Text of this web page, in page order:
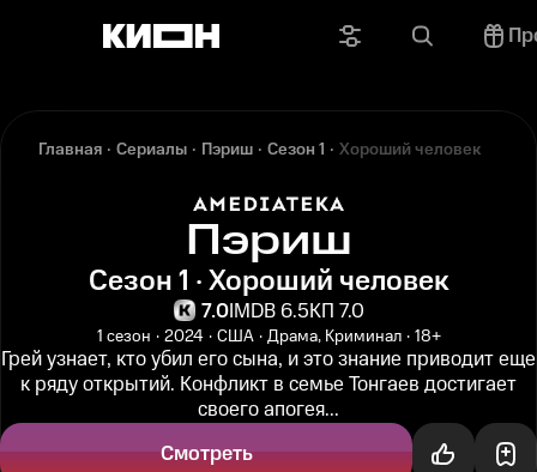
Главная Сериалы Пэриш Сезон 1 Хороший человек
Пэриш
Сезон 1 · Хороший человек
7.0IMDB 6.5КП 7.0
1 сезон 2024 США Драма, Криминал 18+
Грей узнает, кто убил его сына, и это знание приводит еще
к ряду открытий. Конфликт в семье Тонгаев достигает
своего апогея...
Смотреть